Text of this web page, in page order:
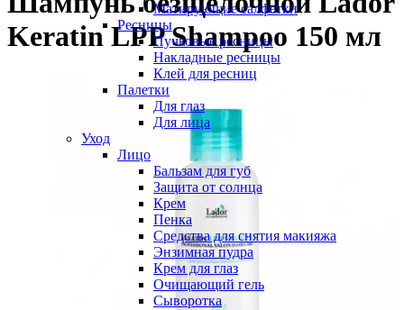
Матирующие салфетки
Ресницы
Пучковые ресницы
Накладные ресницы
Клей для ресниц
Палетки
Для глаз
Для лица
Уход
Лицо
Бальзам для губ
Защита от солнца
Крем
Пенка
Средства для снятия макияжа
Энзимная пудра
Крем для глаз
Очищающий гель
Сыворотка
Keratin LPP Shampoo 150 мл